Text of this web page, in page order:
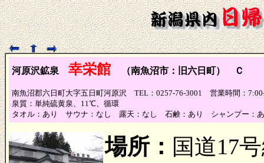
河原沢鉱泉 幸栄館 （南魚沼市：旧六日町） Ｃ
南魚沼郡六日町大字五日町河原沢 TEL：0257-76-3001 営業時間：
泉質：単純硫黄泉、11℃、循環
タオル：あり サウナ：なし 露天：なし 石鹸：あり シャンプー：
場所： 国道17